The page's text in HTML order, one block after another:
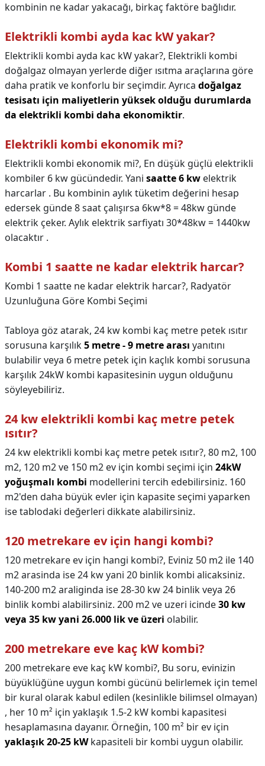
kombinin ne kadar yakacağı, birkaç faktöre bağlıdır.
Elektrikli kombi ayda kac kW yakar?
Elektrikli kombi ayda kac kW yakar?, Elektrikli kombi
doğalgaz olmayan yerlerde diğer ısıtma araçlarına göre
daha pratik ve konforlu bir seçimdir. Ayrıca doğalgaz
tesisatı için maliyetlerin yüksek olduğu durumlarda
da elektrikli kombi daha ekonomiktir.
Elektrikli kombi ekonomik mi?
Elektrikli kombi ekonomik mi?, En düşük güçlü elektrikli
kombiler 6 kw gücündedir. Yani saatte 6 kw elektrik
harcarlar . Bu kombinin aylık tüketim değerini hesap
edersek günde 8 saat çalışırsa 6kw*8 = 48kw günde
elektrik çeker. Aylık elektrik sarfiyatı 30*48kw = 1440kw
olacaktır .
Kombi 1 saatte ne kadar elektrik harcar?
Kombi 1 saatte ne kadar elektrik harcar?, Radyatör
Uzunluğuna Göre Kombi Seçimi
Tabloya göz atarak, 24 kw kombi kaç metre petek ısıtır
sorusuna karşılık5 metre - 9 metre arası yanıtını
bulabilir veya 6 metre petek için kaçlık kombi sorusuna
karşılık 24kW kombi kapasitesinin uygun olduğunu
söyleyebiliriz.
24 kw elektrikli kombi kaç metre petek
ısıtır?
24 kw elektrikli kombi kaç metre petek ısıtır?, 80 m2, 100
m2, 120 m2 ve 150 m2 ev için kombi seçimi için 24kW
yoğuşmalı kombi modellerini tercih edebilirsiniz. 160
m2'den daha büyük evler için kapasite seçimi yaparken
ise tablodaki değerleri dikkate alabilirsiniz.
120 metrekare ev için hangi kombi?
120 metrekare ev için hangi kombi?, Eviniz 50 m2 ile 140
m2 arasinda ise 24 kw yani 20 binlik kombi alicaksiniz.
140-200 m2 araliginda ise 28-30 kw 24 binlik veya 26
binlik kombi alabilirsiniz. 200 m2 ve uzeri icinde30 kw
veya 35 kw yani 26.000 lik ve üzeri olabilir.
200 metrekare eve kaç kW kombi?
200 metrekare eve kaç kW kombi?, Bu soru, evinizin
büyüklüğüne uygun kombi gücünü belirlemek için temel
bir kural olarak kabul edilen (kesinlikle bilimsel olmayan)
, her 10 m² için yaklaşık 1.5-2 kW kombi kapasitesi
hesaplamasına dayanır. Örneğin, 100 m² bir ev için
yaklaşık 20-25 kWkapasiteli bir kombi uygun olabilir.